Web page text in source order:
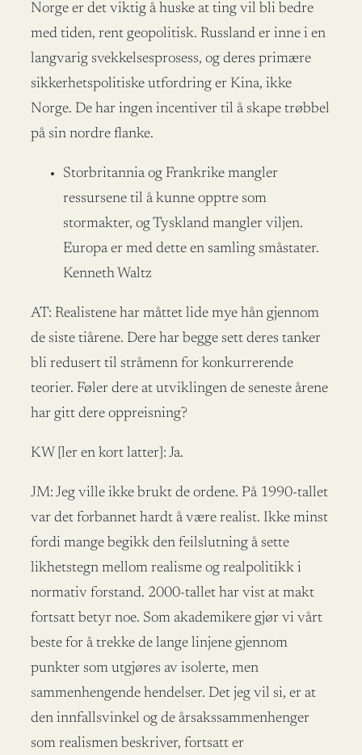
Norge er det viktig å huske at ting vil bli bedre
med tiden, rent geopolitisk. Russland er inne i en
langvarig svekkelsesprosess, og deres primære
sikkerhetspolitiske utfordring er Kina, ikke
Norge. De har ingen incentiver til å skape trøbbel
på sin nordre flanke.
Storbritannia og Frankrike mangler
ressursene til å kunne opptre som
stormakter, og Tyskland mangler viljen.
Europa er med dette en samling småstater.
Kenneth Waltz
AT: Realistene har måttet lide mye hån gjennom
de siste tiårene. Dere har begge sett deres tanker
bli redusert til stråmenn for konkurrerende
teorier. Føler dere at utviklingen de seneste årene
har gitt dere oppreisning?
KW [ler en kort latter]: Ja.
JM: Jeg ville ikke brukt de ordene. På 1990-tallet
var det forbannet hardt å være realist. Ikke minst
fordi mange begikk den feilslutning å sette
likhetstegn mellom realisme og realpolitikk i
normativ forstand. 2000-tallet har vist at makt
fortsatt betyr noe. Som akademikere gjør vi vårt
beste for å trekke de lange linjene gjennom
punkter som utgjøres av isolerte, men
sammenhengende hendelser. Det jeg vil si, er at
den innfallsvinkel og de årsakssammenhenger
som realismen beskriver, fortsatt er